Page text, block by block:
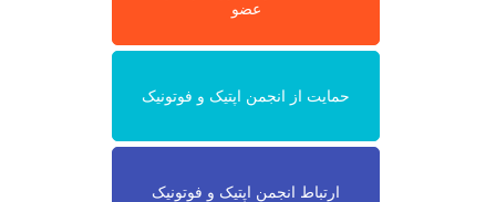
عضو
حمایت از انجمن اپتیک و فوتونیک
ارتباط انجمن اپتیک و فوتونیک